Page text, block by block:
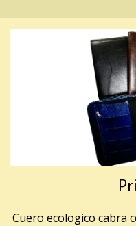
Cuero ecologico cabra